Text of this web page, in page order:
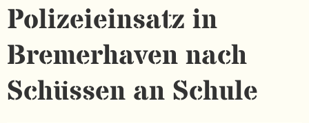
Polizeieinsatz in
Bremerhaven nach
Schüssen an Schule